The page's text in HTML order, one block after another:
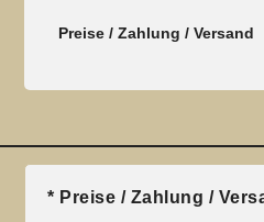
Preise / Zahlung / Versand
* Preise / Zahlung /